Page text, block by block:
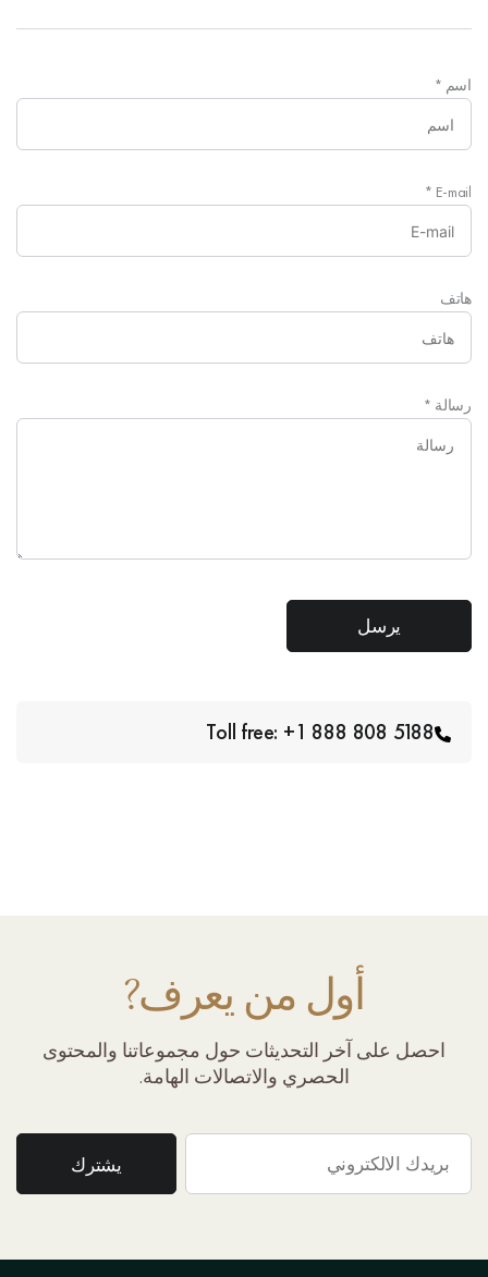
اسم *
E-mail
*
هاتف
رسالة *
Toll free: +1 888 808 5188
أول من يعرف?
احصل على آخر التحديثات حول مجموعاتنا والمحتوى
الحصري والاتصالات الهامة.